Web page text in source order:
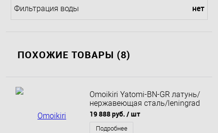
Фильтрация воды нет
ПОХОЖИЕ ТОВАРЫ (8)
Omoikiri Yatomi-BN-GR латунь/
нержавеющая сталь/leningrad
grey
19 888 руб. / шт
Подробнее